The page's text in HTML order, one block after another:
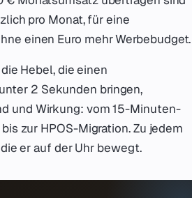
pro Monat, für eine
einen Euro mehr Werbebudget.
Hebel, die einen
2 Sekunden bringen,
und Wirkung: vom 15-Minuten-
zur HPOS-Migration. Zu jedem
er auf der Uhr bewegt.